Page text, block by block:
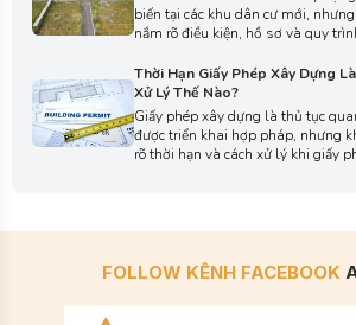
biến tại các khu dân cư mới,
nắm rõ điều kiện, hồ sơ và quy
bạn hiểu rõ thủ tục tách thửa đất
nhất.
Thời Hạn Giấy Phép Xây Dựng
Xử Lý Thế Nào?
Giấy phép xây dựng là thủ tục
được triển khai hợp pháp, nhưng
rõ thời hạn và cách xử lý khi giấy
FOLLOW KÊNH FACEBOOK